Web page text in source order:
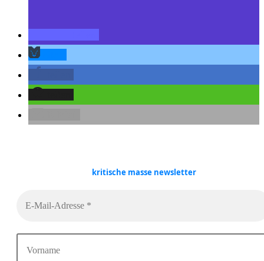
kritische masse newsletter